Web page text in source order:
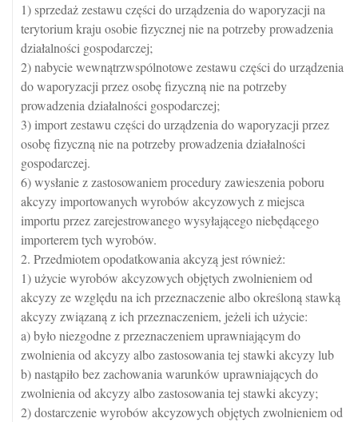
1) sprzedaż zestawu części do urządzenia do waporyzacji na
terytorium kraju osobie fizycznej nie na potrzeby prowadzenia
działalności gospodarczej;
2) nabycie wewnątrzwspólnotowe zestawu części do urządzenia
do waporyzacji przez osobę fizyczną nie na potrzeby
prowadzenia działalności gospodarczej;
3) import zestawu części do urządzenia do waporyzacji przez
osobę fizyczną nie na potrzeby prowadzenia działalności
gospodarczej.
6) wysłanie z zastosowaniem procedury zawieszenia poboru
akcyzy importowanych wyrobów akcyzowych z miejsca
importu przez zarejestrowanego wysyłającego niebędącego
importerem tych wyrobów.
2. Przedmiotem opodatkowania akcyzą jest również:
1) użycie wyrobów akcyzowych objętych zwolnieniem od
akcyzy ze względu na ich przeznaczenie albo określoną stawką
akcyzy związaną z ich przeznaczeniem, jeżeli ich użycie:
a) było niezgodne z przeznaczeniem uprawniającym do
zwolnienia od akcyzy albo zastosowania tej stawki akcyzy lub
b) nastąpiło bez zachowania warunków uprawniających do
zwolnienia od akcyzy albo zastosowania tej stawki akcyzy;
2) dostarczenie wyrobów akcyzowych objętych zwolnieniem od